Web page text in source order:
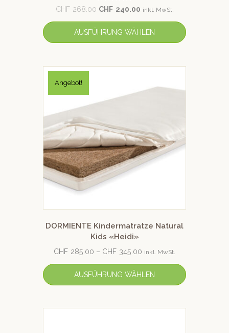
Bewertet mit
5.00
CHF 268.00 CHF 240.00 inkl. MwSt.
AUSFÜHRUNG WÄHLEN
Angebot!
DORMIENTE Kindermatratze Natural
Kids «Heidi»
CHF 285.00 – CHF 345.00 inkl. MwSt.
AUSFÜHRUNG WÄHLEN